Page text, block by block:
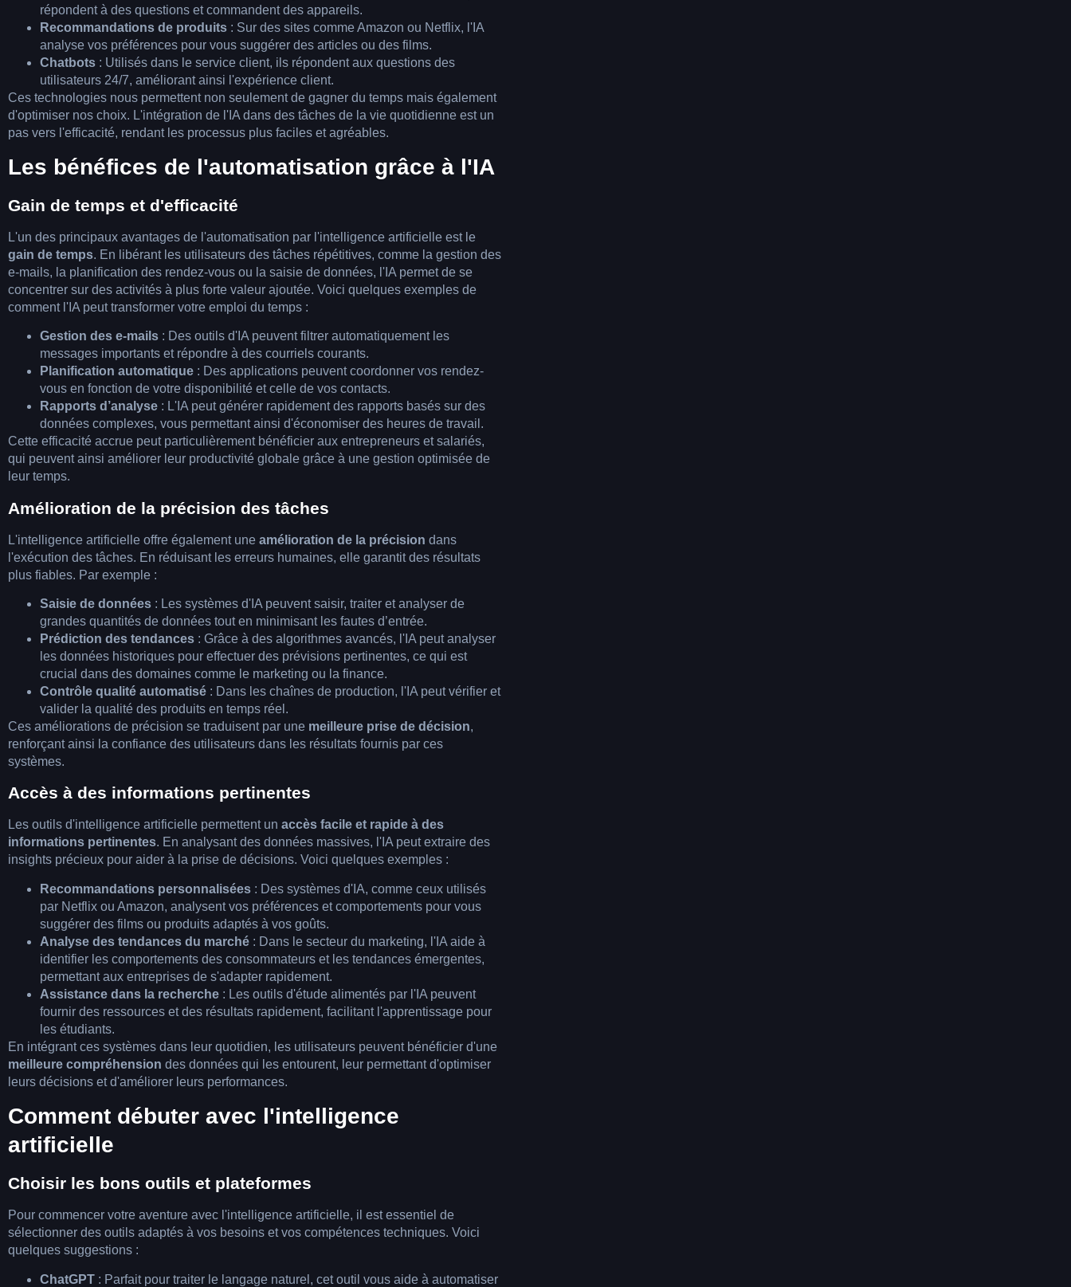
répondent à des questions et commandent des appareils.
Recommandations de produits : Sur des sites comme Amazon ou Netflix, l'IA
analyse vos préférences pour vous suggérer des articles ou des films.
Chatbots : Utilisés dans le service client, ils répondent aux questions des
utilisateurs 24/7, améliorant ainsi l'expérience client.
Ces technologies nous permettent non seulement de gagner du temps mais également
d'optimiser nos choix. L'intégration de l'IA dans des tâches de la vie quotidienne est un
pas vers l'efficacité, rendant les processus plus faciles et agréables.
Les bénéfices de l'automatisation grâce à l'IA
Gain de temps et d'efficacité
L'un des principaux avantages de l'automatisation par l'intelligence artificielle est le
gain de temps. En libérant les utilisateurs des tâches répétitives, comme la gestion des
e-mails, la planification des rendez-vous ou la saisie de données, l'IA permet de se
concentrer sur des activités à plus forte valeur ajoutée. Voici quelques exemples de
comment l'IA peut transformer votre emploi du temps :
Gestion des e-mails : Des outils d'IA peuvent filtrer automatiquement les
messages importants et répondre à des courriels courants.
Planification automatique : Des applications peuvent coordonner vos rendez-
vous en fonction de votre disponibilité et celle de vos contacts.
Rapports d’analyse : L'IA peut générer rapidement des rapports basés sur des
données complexes, vous permettant ainsi d'économiser des heures de travail.
Cette efficacité accrue peut particulièrement bénéficier aux entrepreneurs et salariés,
qui peuvent ainsi améliorer leur productivité globale grâce à une gestion optimisée de
leur temps.
Amélioration de la précision des tâches
L'intelligence artificielle offre également une amélioration de la précision dans
l'exécution des tâches. En réduisant les erreurs humaines, elle garantit des résultats
plus fiables. Par exemple :
Saisie de données : Les systèmes d'IA peuvent saisir, traiter et analyser de
grandes quantités de données tout en minimisant les fautes d’entrée.
Prédiction des tendances : Grâce à des algorithmes avancés, l'IA peut analyser
les données historiques pour effectuer des prévisions pertinentes, ce qui est
crucial dans des domaines comme le marketing ou la finance.
Contrôle qualité automatisé : Dans les chaînes de production, l'IA peut vérifier et
valider la qualité des produits en temps réel.
Ces améliorations de précision se traduisent par une meilleure prise de décision,
renforçant ainsi la confiance des utilisateurs dans les résultats fournis par ces
systèmes.
Accès à des informations pertinentes
Les outils d'intelligence artificielle permettent un accès facile et rapide à des
informations pertinentes. En analysant des données massives, l'IA peut extraire des
insights précieux pour aider à la prise de décisions. Voici quelques exemples :
Recommandations personnalisées : Des systèmes d'IA, comme ceux utilisés
par Netflix ou Amazon, analysent vos préférences et comportements pour vous
suggérer des films ou produits adaptés à vos goûts.
Analyse des tendances du marché : Dans le secteur du marketing, l'IA aide à
identifier les comportements des consommateurs et les tendances émergentes,
permettant aux entreprises de s'adapter rapidement.
Assistance dans la recherche : Les outils d'étude alimentés par l'IA peuvent
fournir des ressources et des résultats rapidement, facilitant l'apprentissage pour
les étudiants.
En intégrant ces systèmes dans leur quotidien, les utilisateurs peuvent bénéficier d'une
meilleure compréhension des données qui les entourent, leur permettant d'optimiser
leurs décisions et d'améliorer leurs performances.
Comment débuter avec l'intelligence
artificielle
Choisir les bons outils et plateformes
Pour commencer votre aventure avec l'intelligence artificielle, il est essentiel de
sélectionner des outils adaptés à vos besoins et vos compétences techniques. Voici
quelques suggestions :
ChatGPT : Parfait pour traiter le langage naturel, cet outil vous aide à automatiser